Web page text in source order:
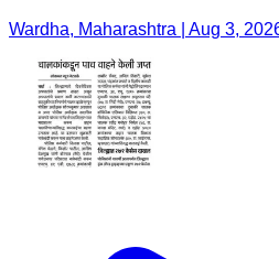
Wardha, Maharashtra | Aug 3,